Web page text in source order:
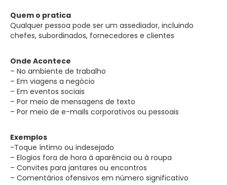
Quem o pratica
Qualquer pessoa pode ser um assediador, incluindo
chefes, subordinados, fornecedores e clientes
Onde Acontece
– No ambiente de trabalho
– Em viagens a negócio
– Em eventos sociais
– Por meio de mensagens de texto
– Por meio de e-mails corporativos ou pessoais
Exemplos
-Toque íntimo ou indesejado
– Elogios fora de hora à aparência ou à roupa
– Convites para jantares ou encontros
– Comentários ofensivos em número significativo